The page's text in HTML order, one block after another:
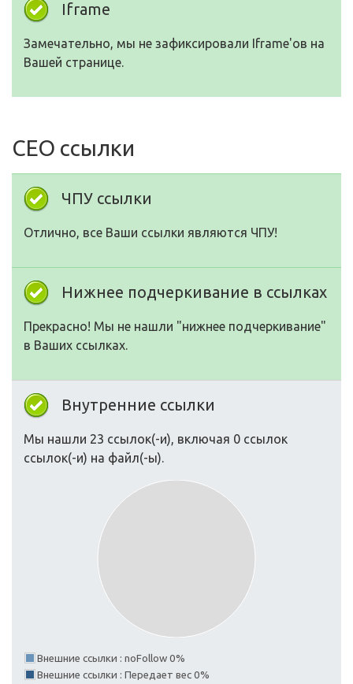
Iframe
Замечательно, мы не зафиксировали Iframe'ов на
Вашей странице.
СЕО ссылки
ЧПУ ссылки
Отлично, все Ваши ссылки являются ЧПУ!
Нижнее подчеркивание в ссылках
Прекрасно! Мы не нашли "нижнее подчеркивание"
в Ваших ссылках.
Внутренние ссылки
Мы нашли 23 ссылок(-и), включая 0 ссылок
ссылок(-и) на файл(-ы).
Внешние ссылки : noFollow 0%
Внешние ссылки : Передает вес 0%